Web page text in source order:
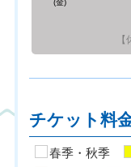
(金)
【
チケット料
春季・秋季